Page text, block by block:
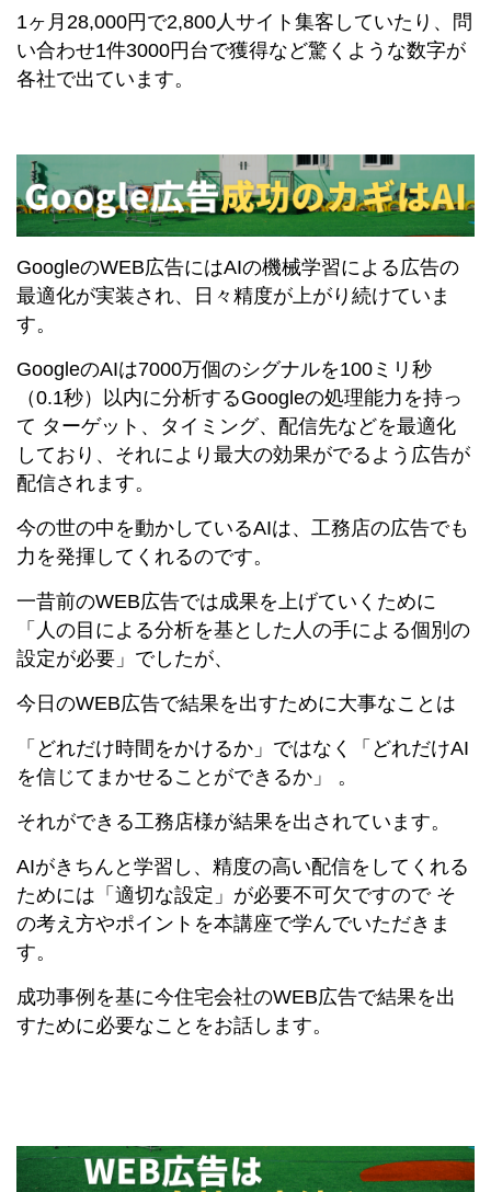
1ヶ月28,000円で2,800人サイト集客していたり、問
い合わせ1件3000円台で獲得など驚くような数字が
各社で出ています。
GoogleのWEB広告にはAIの機械学習による広告の
最適化が実装され、日々精度が上がり続けていま
す。
GoogleのAIは7000万個のシグナルを100ミリ秒
（0.1秒）以内に分析するGoogleの処理能力を持っ
て ターゲット、タイミング、配信先などを最適化
しており、それにより最大の効果がでるよう広告が
配信されます。
今の世の中を動かしているAIは、工務店の広告でも
力を発揮してくれるのです。
一昔前のWEB広告では成果を上げていくために
「人の目による分析を基とした人の手による個別の
設定が必要」でしたが、
今日のWEB広告で結果を出すために大事なことは
「どれだけ時間をかけるか」ではなく「どれだけAI
を信じてまかせることができるか」 。
それができる工務店様が結果を出されています。
AIがきちんと学習し、精度の高い配信をしてくれる
ためには「適切な設定」が必要不可欠ですので そ
の考え方やポイントを本講座で学んでいただきま
す。
成功事例を基に今住宅会社のWEB広告で結果を出
すために必要なことをお話します。